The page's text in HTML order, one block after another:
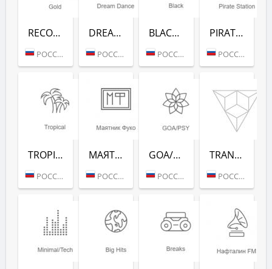
RECORD GOLD (РАДИО РЕКОРД)
РОССИЯ (МОСКВА)
DREAM DANCE (РАДИО РЕКОРД)
РОССИЯ (МОСКВА)
BLACK RAP (РАДИО РЕКОРД)
РОССИЯ (МОСКВА)
PIRATE STATION (РАДИО РЕКОРД)
РОССИЯ (МОСКВА)
TROPICAL (РАДИО РЕКОРД)
РОССИЯ (МОСКВА)
МАЯТНИК ФУКО (РАДИО РЕКОРД)
РОССИЯ (МОСКВА)
GOA/PSY (РАДИО РЕКОРД)
РОССИЯ (МОСКВА)
TRANCE CLASSICS (РАДИО РЕКОРД)
РОССИЯ (МОСКВА)